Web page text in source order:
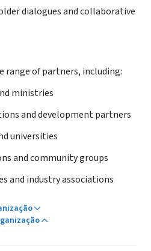
dialogues and collaborative
range of partners, including:
ministries
and development partners
universities
and community groups
and industry associations